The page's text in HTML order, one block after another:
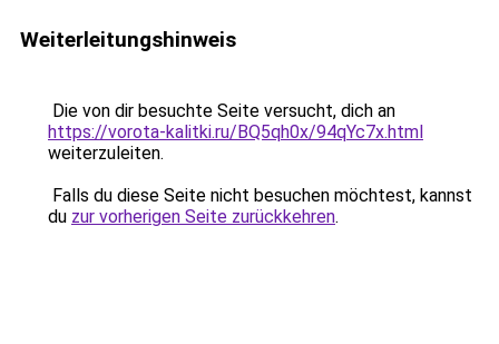
Weiterleitungshinweis
Die von dir besuchte Seite versucht, dich an
https://vorota-kalitki.ru/BQ5qh0x/94qYc7x.html
weiterzuleiten.
Falls du diese Seite nicht besuchen möchtest, kannst
du zur vorherigen Seite zurückkehren.